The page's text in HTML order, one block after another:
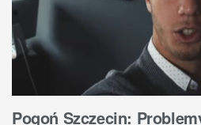
Pogoń Szczecin: